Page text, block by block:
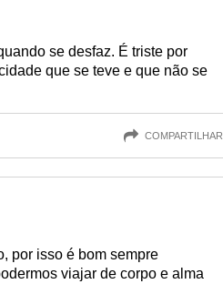
se desfaz. É triste por
que se teve e que não se
COMPARTILHAR
por isso é bom sempre
viajar de corpo e alma